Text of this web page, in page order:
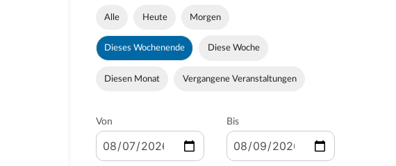
Alle Heute Morgen
Dieses Wochenende Diese Woche
Diesen Monat Vergangene Veranstaltungen
Von Bis